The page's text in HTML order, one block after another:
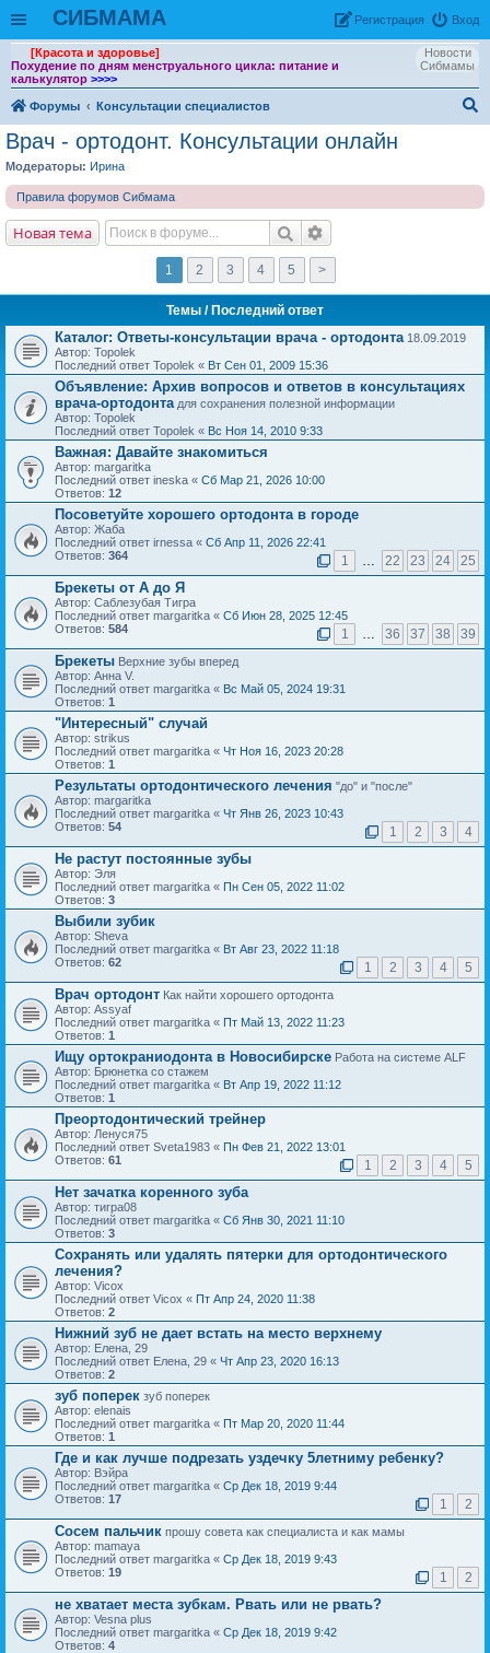
СИБМАМА Вход
Рeгиcтpaция
Новости
Сибмамы
[Красота и здоровье]
Похудение по дням менструального цикла: питание и
калькулятор >>>>
Форумы
Консультации специалистов
Врач - ортодонт. Консультации онлайн
Модераторы: Ирина
Правила форумов Сибмама
Новая тема
1 2 3 4 5 >
Темы / Последний ответ
Каталог: Ответы-консультации врача - ортодонта 18.09.2019
Автор: Topolek
Последний ответ Topolek « Вт Сен 01, 2009 15:36
Объявление: Архив вопросов и ответов в консультациях
врача-ортодонта для сохранения полезной информации
Автор: Topolek
Последний ответ Topolek « Вс Ноя 14, 2010 9:33
Важная: Давайте знакомиться
Автор: margaritka
Последний ответ ineskа « Сб Мар 21, 2026 10:00
Ответов: 12
Посоветуйте хорошего ортодонта в городе
Автор: Жаба
Последний ответ irnessa « Сб Апр 11, 2026 22:41
Ответов: 364 1 … 22 23 24 25
Брекеты от А до Я
Автор: Саблезубая Тигра
Последний ответ margaritka « Сб Июн 28, 2025 12:45
Ответов: 584 1 … 36 37 38 39
Брекеты Верхние зубы вперед
Автор: Анна V.
Последний ответ margaritka « Вс Май 05, 2024 19:31
Ответов: 1
"Интересный" случай
Автор: strikus
Последний ответ margaritka « Чт Ноя 16, 2023 20:28
Ответов: 1
Результаты ортодонтического лечения "до" и "после"
Автор: margaritka
Последний ответ margaritka « Чт Янв 26, 2023 10:43
Ответов: 54 1 2 3 4
Не растут постоянные зубы
Автор: Эля
Последний ответ margaritka « Пн Сен 05, 2022 11:02
Ответов: 3
Выбили зубик
Автор: Sheva
Последний ответ margaritka « Вт Авг 23, 2022 11:18
Ответов: 62 1 2 3 4 5
Врач ортодонт Как найти хорошего ортодонта
Автор: Assyaf
Последний ответ margaritka « Пт Май 13, 2022 11:23
Ответов: 1
Ищу ортокраниодонта в Новосибирске Работа на системе ALF
Автор: Брюнетка со стажем
Последний ответ margaritka « Вт Апр 19, 2022 11:12
Ответов: 1
Преортодонтический трейнер
Автор: Ленуся75
Последний ответ Sveta1983 « Пн Фев 21, 2022 13:01
Ответов: 61 1 2 3 4 5
Нет зачатка коренного зуба
Автор: тигра08
Последний ответ margaritka « Сб Янв 30, 2021 11:10
Ответов: 3
Сохранять или удалять пятерки для ортодонтического
лечения?
Автор: Vicox
Последний ответ Vicox « Пт Апр 24, 2020 11:38
Ответов: 2
Нижний зуб не дает встать на место верхнему
Автор: Елена, 29
Последний ответ Елена, 29 « Чт Апр 23, 2020 16:13
Ответов: 2
зуб поперек зуб поперек
Автор: elenais
Последний ответ margaritka « Пт Мар 20, 2020 11:44
Ответов: 1
Где и как лучше подрезать уздечку 5летниму ребенку?
Автор: Вэйра
Последний ответ margaritka « Ср Дек 18, 2019 9:44
Ответов: 17 1 2
Сосем пальчик прошу совета как специалиста и как мамы
Автор: mamaya
Последний ответ margaritka « Ср Дек 18, 2019 9:43
Ответов: 19 1 2
не хватает места зубкам. Рвать или не рвать?
Автор: Vesna plus
Последний ответ margaritka « Ср Дек 18, 2019 9:42
Ответов: 4